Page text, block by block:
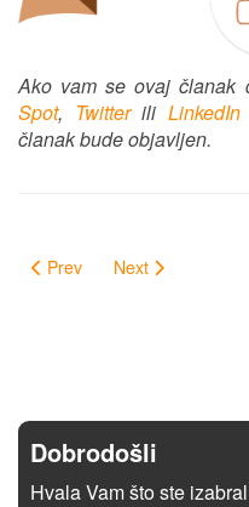
Ako vam se ovaj članak
Spot, Twitterili LinkedIn
članak bude objavljen.
Prev Next
Dobrodošli
Hvala Vam što ste